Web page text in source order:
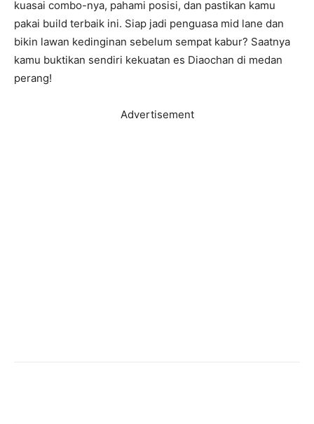
kuasai combo-nya, pahami posisi, dan pastikan kamu
pakai build terbaik ini. Siap jadi penguasa mid lane dan
bikin lawan kedinginan sebelum sempat kabur? Saatnya
kamu buktikan sendiri kekuatan es Diaochan di medan
perang!
Advertisement